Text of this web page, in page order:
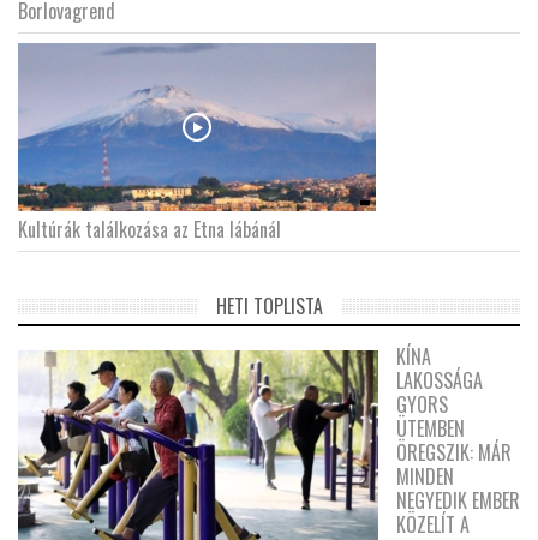
Borlovagrend
Kultúrák találkozása az Etna lábánál
HETI TOPLISTA
KÍNA
LAKOSSÁGA
GYORS
ÜTEMBEN
ÖREGSZIK: MÁR
MINDEN
NEGYEDIK EMBER
KÖZELÍT A